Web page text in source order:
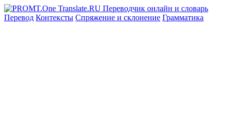
Перевод Контексты Спряжение и склонение Грамматика